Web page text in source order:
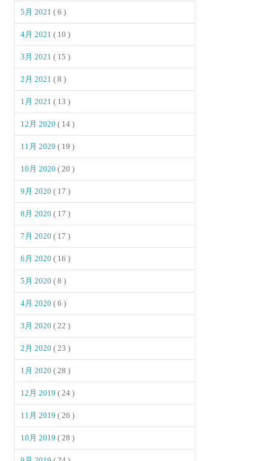
5月 2021( 6 )
4月 2021( 10 )
3月 2021( 15 )
2月 2021( 8 )
1月 2021( 13 )
12月 2020( 14 )
11月 2020( 19 )
10月 2020( 20 )
9月 2020( 17 )
8月 2020( 17 )
7月 2020( 17 )
6月 2020( 16 )
5月 2020( 8 )
4月 2020( 6 )
3月 2020( 22 )
2月 2020( 23 )
1月 2020( 28 )
12月 2019( 24 )
11月 2019( 26 )
10月 2019( 28 )